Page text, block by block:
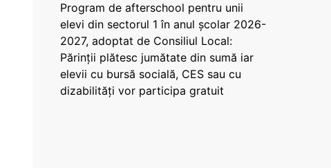
Program de afterschool pentru unii
elevi din sectorul 1 în anul școlar 2026-
2027, adoptat de Consiliul Local:
Părinții plătesc jumătate din sumă iar
elevii cu bursă socială, CES sau cu
dizabilităţi vor participa gratuit